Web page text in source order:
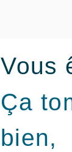
Vous
Ça
bien,